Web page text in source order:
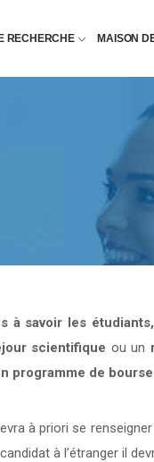
RECHERCHE MAISON
à savoir les
scientifique ou un
programme de
à priori se renseigner
à l’étranger il